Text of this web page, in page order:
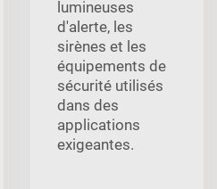
lumineuses
d'alerte, les
sirènes et les
équipements de
sécurité utilisés
dans des
applications
exigeantes.